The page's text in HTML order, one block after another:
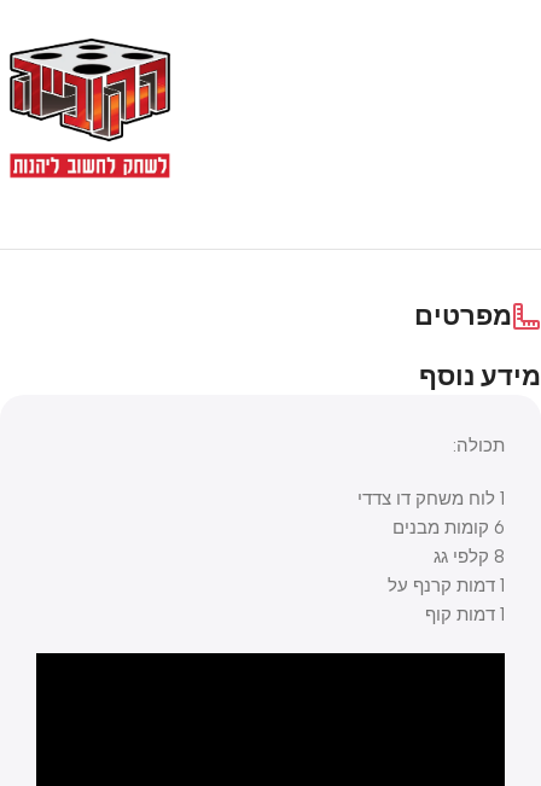
מפרטים
מידע נוסף
תכולה:
1 לוח משחק דו צדדי
6 קומות מבנים
8 קלפי גג
1 דמות קרנף על
1 דמות קוף